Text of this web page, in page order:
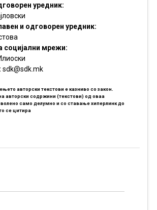
уредник:
и одговорен уредник:
социјални мрежи:
sdk@sdk.mk
авторски текстови е казниво со закон.
авторски содржини (текстови) од оваа
само делумно и со ставање хиперлинк до
се цитира